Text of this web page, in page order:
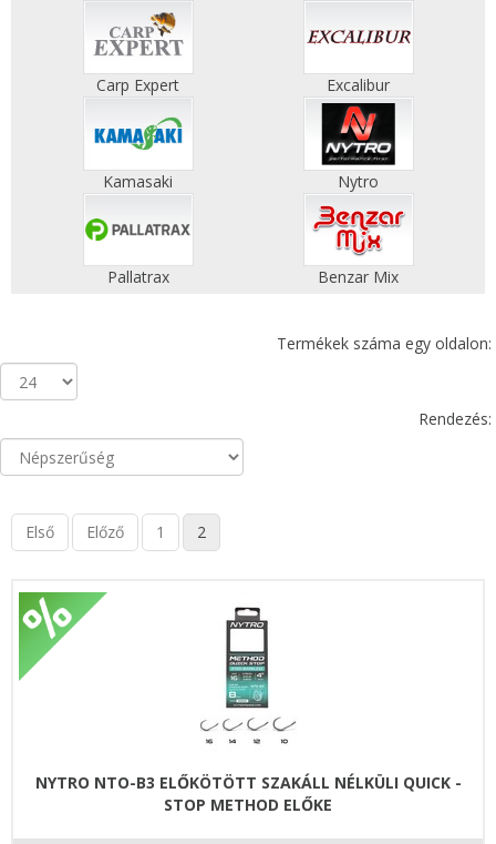
Carp Expert Excalibur
Kamasaki Nytro
Pallatrax Benzar Mix
Termékek száma egy oldalon:
Rendezés:
Első Előző 1 2
NYTRO NTO-B3 ELŐKÖTÖTT SZAKÁLL NÉLKÜLI QUICK -
STOP METHOD ELŐKE